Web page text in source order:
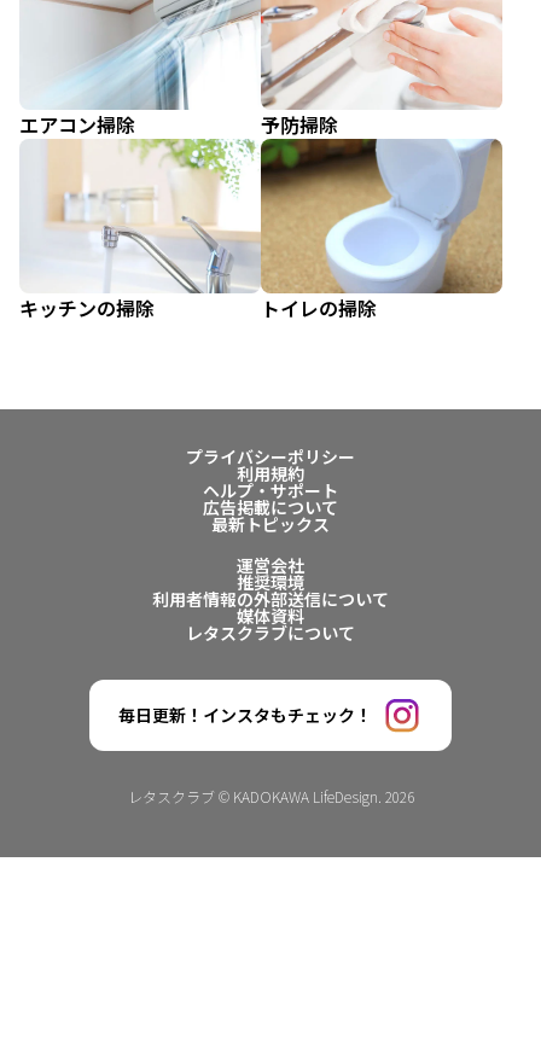
エアコン掃除 予防掃除
キッチンの掃除 トイレの掃除
プライバシーポリシー
利用規約
ヘルプ・サポート
広告掲載について
最新トピックス
運営会社
推奨環境
利用者情報の外部送信について
媒体資料
レタスクラブについて
毎日更新！インスタもチェック！
レタスクラブ © KADOKAWA LifeDesign. 2026